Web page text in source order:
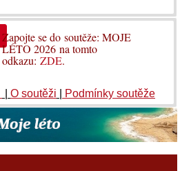
Zapojte se do soutěže: MOJE
LÉTO 2026 na tomto
odkazu:ZDE.
O soutěži Podmínky soutěže